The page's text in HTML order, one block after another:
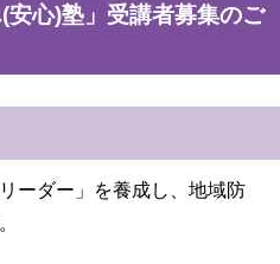
安心)塾」受講者募集のご
ーダー」を養成し、地域防